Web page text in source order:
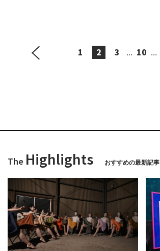
1 2 3 ... 10 ...
The Highlights おすすめの最新記事